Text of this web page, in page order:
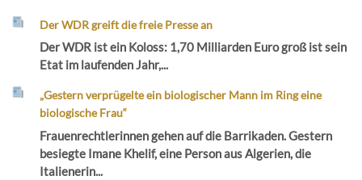
Der WDR greift die freie Presse an
Der WDR ist ein Koloss: 1,70 Milliarden Euro groß ist sein
Etat im laufenden Jahr,...
„Gestern verprügelte ein biologischer Mann im Ring eine
biologische Frau“
Frauenrechtlerinnen gehen auf die Barrikaden. Gestern
besiegte Imane Khelif, eine Person aus Algerien, die
Italienerin...